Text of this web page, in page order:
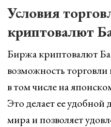
Условия
криптовалют
Биржа криптовалют
возможность торговли
в том числе на
Это делает ее удобной
мира и позволяет